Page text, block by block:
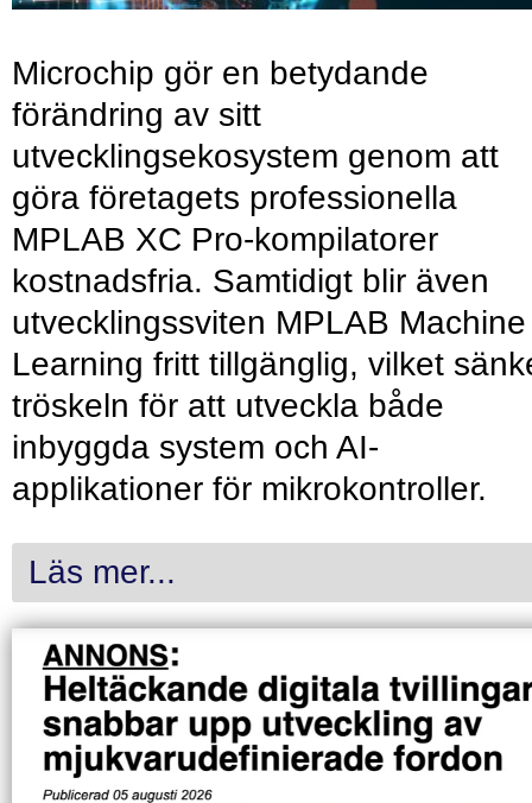
Microchip gör en betydande
förändring av sitt
utvecklingsekosystem genom att
göra företagets professionella
MPLAB XC Pro-kompilatorer
kostnadsfria. Samtidigt blir även
utvecklingssviten MPLAB Machine
Learning fritt tillgänglig, vilket
tröskeln för att utveckla både
inbyggda system och AI-
applikationer för mikrokontroller.
Läs mer...